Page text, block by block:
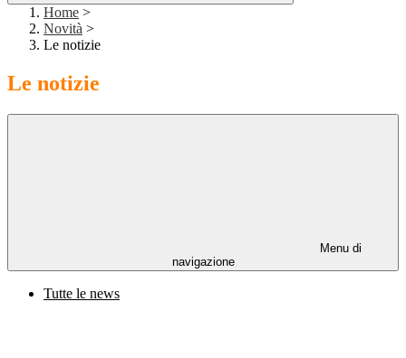
Home >
Novità >
Le notizie
Le notizie
Menu di
navigazione
Tutte le news